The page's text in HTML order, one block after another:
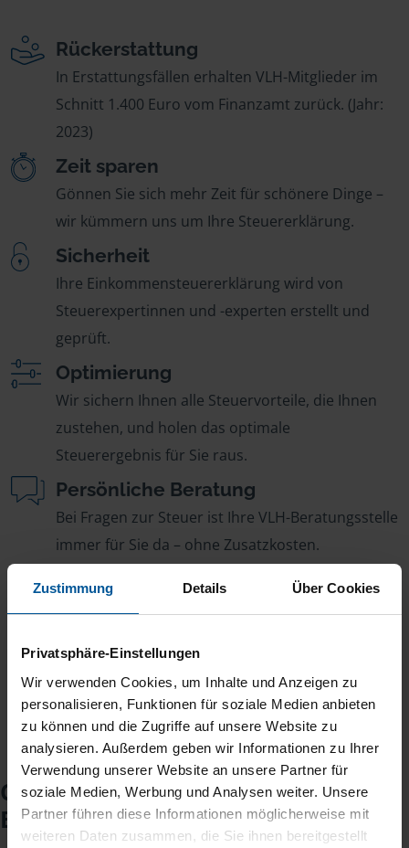
Zustimmung Details Über Cookies
Privatsphäre-Einstellungen
Wir verwenden Cookies, um Inhalte und Anzeigen zu
personalisieren, Funktionen für soziale Medien anbieten
zu können und die Zugriffe auf unsere Website zu
analysieren. Außerdem geben wir Informationen zu Ihrer
Verwendung unserer Website an unsere Partner für
soziale Medien, Werbung und Analysen weiter. Unsere
Partner führen diese Informationen möglicherweise mit
weiteren Daten zusammen, die Sie ihnen bereitgestellt
Rückerstattung
In Erstattungsfällen erhalten VLH-Mitglieder im
Schnitt 1.400 Euro vom Finanzamt zurück. (Jahr:
2023)
Zeit sparen
Gönnen Sie sich mehr Zeit für schönere Dinge –
wir kümmern uns um Ihre Steuererklärung.
Sicherheit
Ihre Einkommensteuererklärung wird von
Steuerexpertinnen und -experten erstellt und
geprüft.
Optimierung
Wir sichern Ihnen alle Steuervorteile, die Ihnen
zustehen, und holen das optimale
Steuerergebnis für Sie raus.
Persönliche Beratung
Bei Fragen zur Steuer ist Ihre VLH-Beratungsstelle
immer für Sie da – ohne Zusatzkosten.
Fairer Beitrag
Jahreseinnahmen richtet.
Checkliste für Ihr
Beratungsgespräch